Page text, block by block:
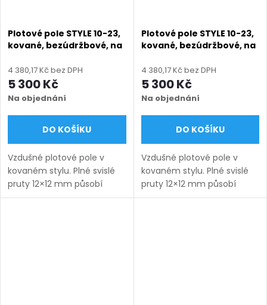
Plotové pole STYLE 10-23,
kované, bezúdržbové, na
mm, výška 450–1750
mm), šedá RAL 7030
matná
4 380,17 Kč bez DPH
5 300 Kč
Na objednání
DO KOŠÍKU
Vzdušné plotové pole v
kovaném stylu. Plné svislé
pruty 12×12 mm působí
lehce a nadčasově.
Plotové pole STYLE 10-23,
kované, bezúdržbové, na
mm, výška 450–1750
mm), zelená RAL 6005
matná
4 380,17 Kč bez DPH
5 300 Kč
Na objednání
DO KOŠÍKU
Vzdušné plotové pole v
kovaném stylu. Plné svislé
pruty 12×12 mm působí
lehce a nadčasově.